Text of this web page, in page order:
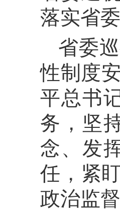
落实省
省委
性制度
平总书
务，坚
念、发
任，紧
政治监